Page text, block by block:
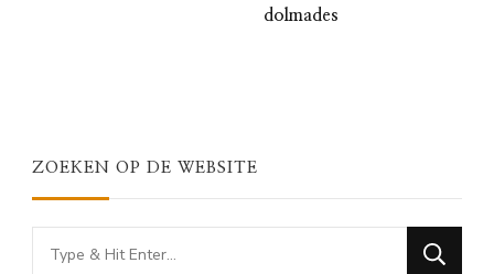
dolmades
ZOEKEN OP DE WEBSITE
Looking